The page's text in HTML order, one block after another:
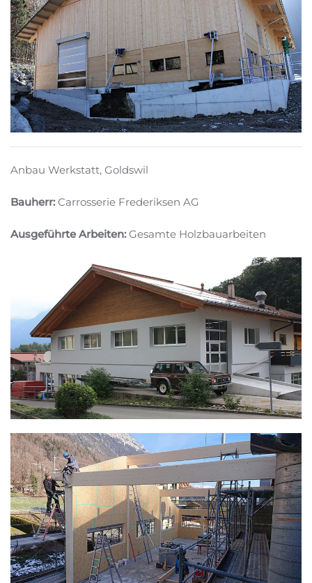
Anbau Werkstatt, Goldswil
Bauherr: Carrosserie Frederiksen AG
Ausgeführte Arbeiten: Gesamte Holzbauarbeiten